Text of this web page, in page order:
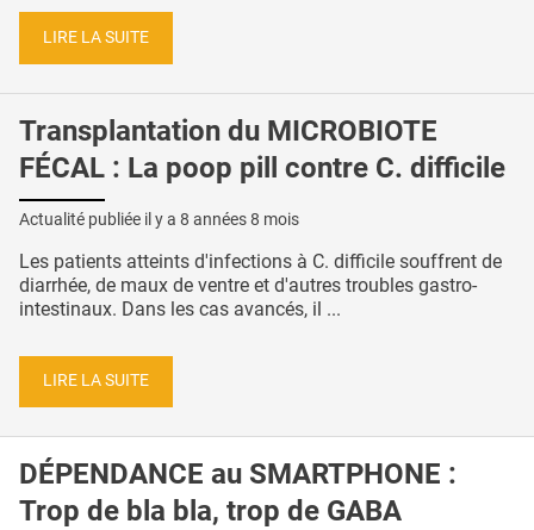
LIRE LA SUITE
Transplantation du MICROBIOTE
FÉCAL : La poop pill contre C. difficile
Actualité publiée il y a 8 années 8 mois
Les patients atteints d'infections à C. difficile souffrent de
diarrhée, de maux de ventre et d'autres troubles gastro-
intestinaux. Dans les cas avancés, il ...
LIRE LA SUITE
DÉPENDANCE au SMARTPHONE :
Trop de bla bla, trop de GABA